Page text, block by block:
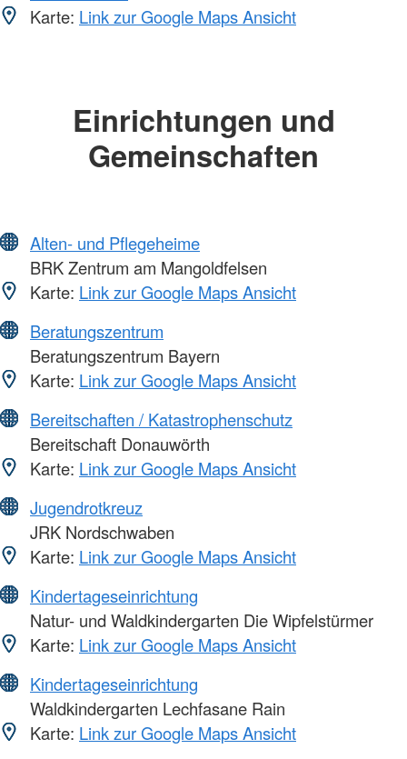
Karte: Link zur Google Maps Ansicht
Einrichtungen und
Gemeinschaften
Alten- und Pflegeheime
BRK Zentrum am Mangoldfelsen
Karte: Link zur Google Maps Ansicht
Beratungszentrum
Beratungszentrum Bayern
Karte: Link zur Google Maps Ansicht
Bereitschaften / Katastrophenschutz
Bereitschaft Donauwörth
Karte: Link zur Google Maps Ansicht
Jugendrotkreuz
JRK Nordschwaben
Karte: Link zur Google Maps Ansicht
Kindertageseinrichtung
Natur- und Waldkindergarten Die Wipfelstürmer
Karte: Link zur Google Maps Ansicht
Kindertageseinrichtung
Waldkindergarten Lechfasane Rain
Karte: Link zur Google Maps Ansicht